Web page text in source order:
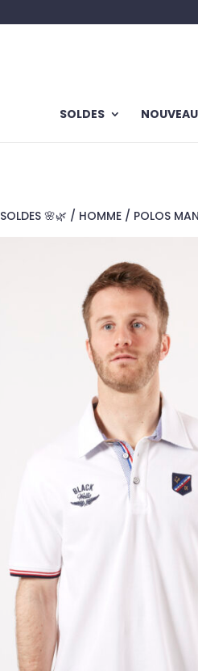
SOLDES
SOLDES 🌸🌿 / HOMME / POLOS